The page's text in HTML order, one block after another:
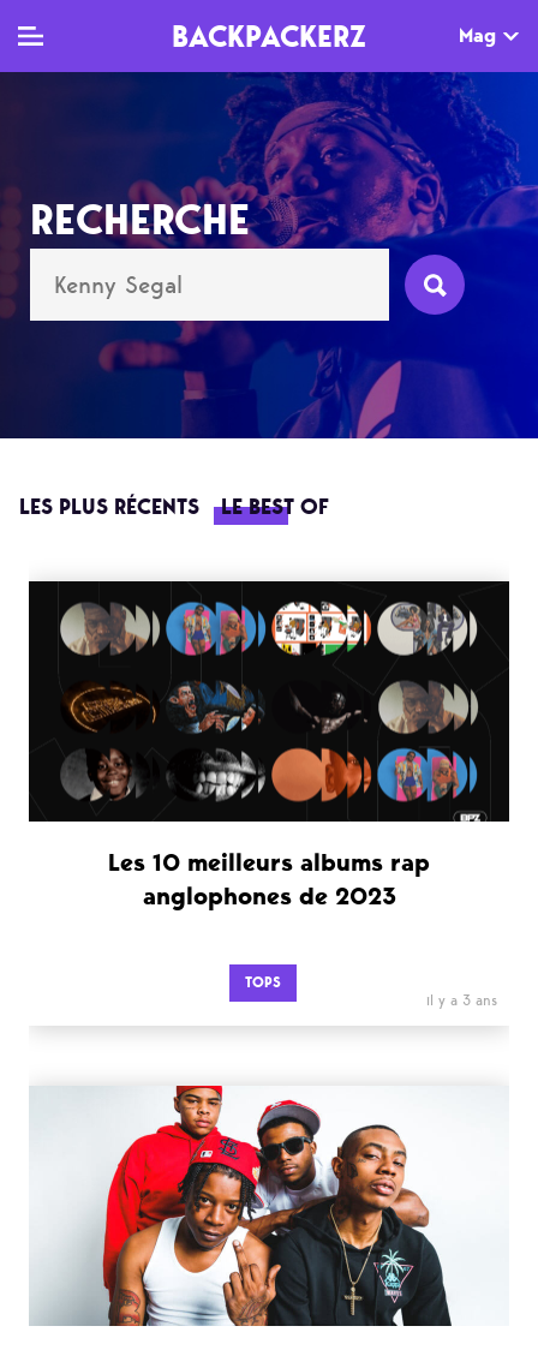
BACKPACKERZ Mag
Clips
Documentaires
Web-séries
MAG
Dossiers
Interviews
Chroniques
Sorties
AGENDA
Paris
Festivals
RECHERCHE
LES PLUS RÉCENTS LE BEST OF
Les 10 meilleurs albums rap
anglophones de 2023
TOPS
il y a 3 ans